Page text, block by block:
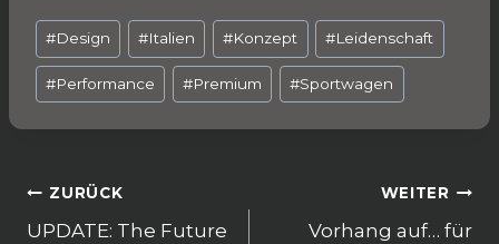
c
e
b
o
k
ai
l
a
ts
A
p
e
g
ra
m
le
n
Schlagworte:
#Design #Italien #Konzept #Leidenschaft
#Performance #Premium #Sportwagen
Beitragsnavigation
ZURÜCK
UPDATE: The Future
WEITER
Vorhang auf… für